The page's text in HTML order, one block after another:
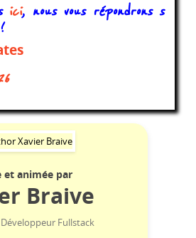
ici, nous vous répondrons s
et animée par
Braive
Fullstack